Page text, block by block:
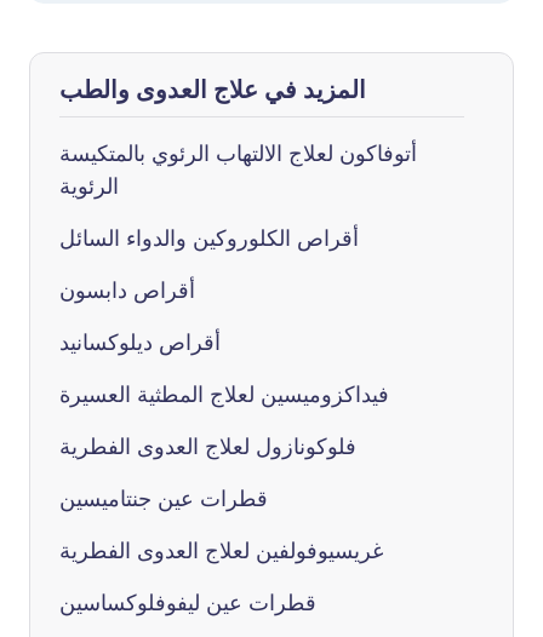
المزيد في علاج العدوى والطب
أتوفاكون لعلاج الالتهاب الرئوي بالمتكيسة
الرئوية
أقراص الكلوروكين والدواء السائل
أقراص دابسون
أقراص ديلوكسانيد
فيداكزوميسين لعلاج المطثية العسيرة
فلوكونازول لعلاج العدوى الفطرية
قطرات عين جنتاميسين
غريسيوفولفين لعلاج العدوى الفطرية
قطرات عين ليفوفلوكساسين